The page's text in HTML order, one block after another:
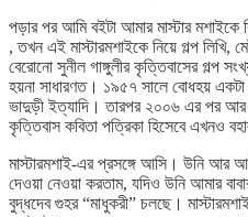
পড়ার পর আমি বইটা আমার মাস্টার
, তখন এই মাস্টারমশাইকে নিয়ে গল্প লিখি,
বেরোনো সুনীল গাঙ্গুলীর কৃত্তিবাসের গল্প
হয়না সাধারণত। ১৯৫৭ সালে বোধহয় একটা
ভাদুড়ী ইত্যাদি। তারপর ২০০৬ এর পর আর
কৃত্তিবাস কবিতা পত্রিকা হিসেবে এখনও
মাস্টারমশাই-এর প্রসঙ্গে আসি। উনি আর
দেওয়া নেওয়া করতাম, যদিও উনি আমার
বুদ্ধদেব গুহর “মাধুকরী” চলছে।